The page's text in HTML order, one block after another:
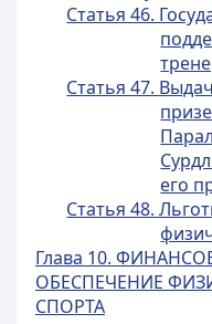
Статья 46.
Статья 47.
его
Статья 48.
Глава 10.
ОБЕСПЕЧЕНИЕ
СПОРТА